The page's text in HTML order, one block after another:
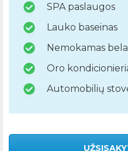
SPA paslaugos
Lauko baseinas
Nemokamas
Oro
Automobilių